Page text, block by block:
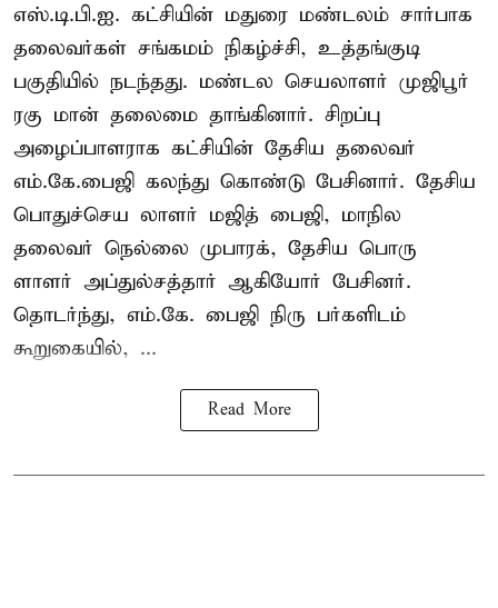
எஸ்.டி.பி.ஐ. கட்சியின் மதுரை மண்டலம் சார்பாக
தலைவர்கள் சங்கமம் நிகழ்ச்சி, உத்தங்குடி
பகுதியில் நடந்தது. மண்டல செயலாளர் முஜிபூர்
ரகு மான் தலைமை தாங்கினார். சிறப்பு
அழைப்பாளராக கட்சியின் தேசிய தலைவர்
எம்.கே.பைஜி கலந்து கொண்டு பேசினார். தேசிய
பொதுச்செய லாளர் மஜித் பைஜி, மாநில
தலைவர் நெல்லை முபாரக், தேசிய பொரு
ளாளர் அப்துல்சத்தார் ஆகியோர் பேசினர்.
தொடர்ந்து, எம்.கே. பைஜி நிரு பர்களிடம்
கூறுகையில், ...
Read More